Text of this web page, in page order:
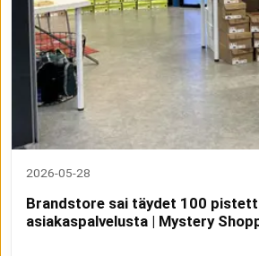
2026-05-28
Brandstore sai täydet 100
asiakaspalvelusta | Mystery